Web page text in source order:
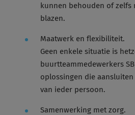
kunnen behouden of zelfs
blazen.
Maatwerk en flexibiliteit.
Geen enkele situatie is
buurtteammedewerkers
oplossingen die
van ieder persoon.
Samenwerking met zorg.